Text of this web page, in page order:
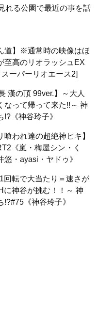
れる公園で最近の事を話
道】※通常時の映像はほ
高のリオラッシュEX
ーパーリオエース2]
漢の頂 99ver.】～大人
なって帰って来た!!～ 神
《神谷玲子》
喰われ達の超絶神ヒキ】
《嵐・梅屋シン・く
悠・ayasi・ヤドゥ》
回転で大当たり＝速さが
に神谷が挑む！！～ 神
《神谷玲子》